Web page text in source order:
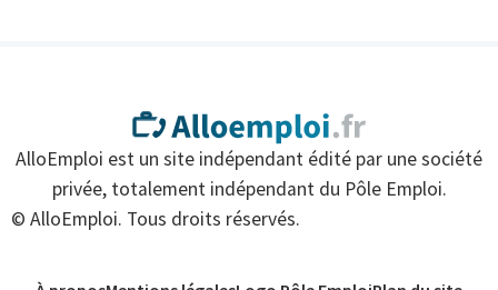
AlloEmploi est un site indépendant édité par une société
privée, totalement indépendant du Pôle Emploi.
© AlloEmploi. Tous droits réservés.